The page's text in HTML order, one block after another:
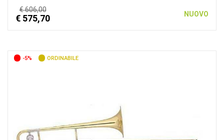
€ 606,00
€ 575,70 NUOVO
-5% ORDINABILE